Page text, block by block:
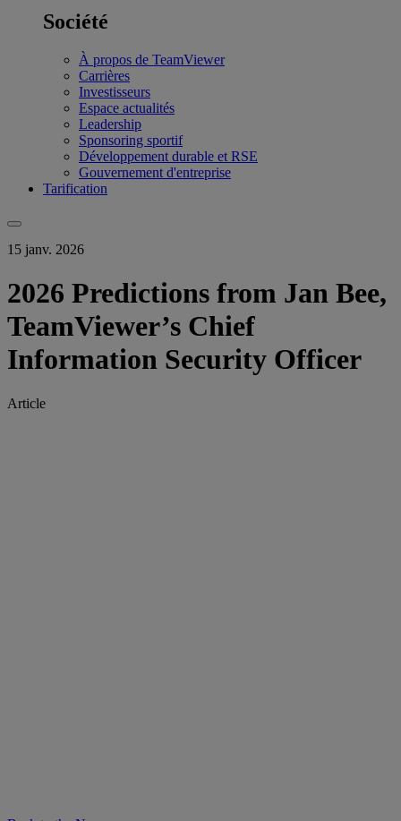
Société
À propos de TeamViewer
Carrières
Investisseurs
Espace actualités
Leadership
Sponsoring sportif
Développement durable et RSE
Gouvernement d'entreprise
Tarification
15 janv. 2026
2026 Predictions from Jan Bee,
TeamViewer’s Chief
Information Security Officer
Article